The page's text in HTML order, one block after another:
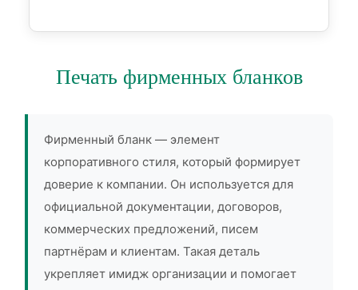
Печать фирменных бланков
Фирменный бланк — элемент
корпоративного стиля, который формирует
доверие к компании. Он используется для
официальной документации, договоров,
коммерческих предложений, писем
партнёрам и клиентам. Такая деталь
укрепляет имидж организации и помогает